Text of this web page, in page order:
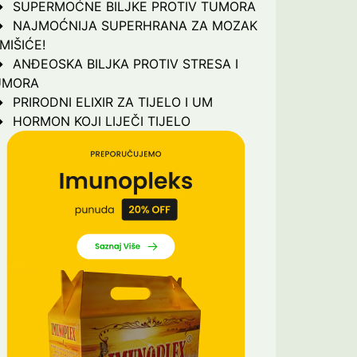
SUPERMOĆNE BILJKE PROTIV TUMORA
NAJMOĆNIJA SUPERHRANA ZA MOZAK
ANĐEOSKA BILJKA PROTIV STRESA I
PRIRODNI ELIXIR ZA TIJELO I UM
HORMON KOJI LIJEČI TIJELO